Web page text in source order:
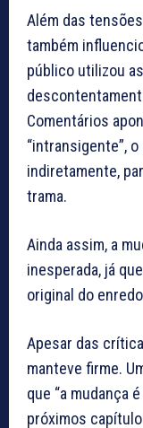
Além das
também
público utilizou
Comentários
“intransigente”,
indiretamente,
trama.
Ainda assim, a
inesperada, já
original do
Apesar das
manteve firme.
que “a mudança
próximos